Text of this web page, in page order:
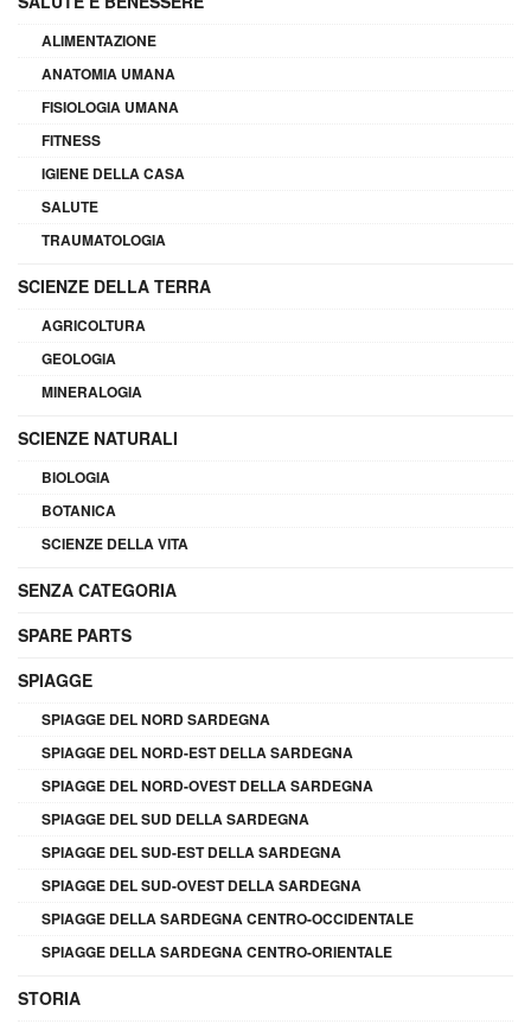
ALIMENTAZIONE
ANATOMIA UMANA
FISIOLOGIA UMANA
FITNESS
IGIENE DELLA CASA
SALUTE
TRAUMATOLOGIA
SCIENZE DELLA TERRA
AGRICOLTURA
GEOLOGIA
MINERALOGIA
SCIENZE NATURALI
BIOLOGIA
BOTANICA
SCIENZE DELLA VITA
SENZA CATEGORIA
SPARE PARTS
SPIAGGE
SPIAGGE DEL NORD SARDEGNA
SPIAGGE DEL NORD-EST DELLA SARDEGNA
SPIAGGE DEL NORD-OVEST DELLA SARDEGNA
SPIAGGE DEL SUD DELLA SARDEGNA
SPIAGGE DEL SUD-EST DELLA SARDEGNA
SPIAGGE DEL SUD-OVEST DELLA SARDEGNA
SPIAGGE DELLA SARDEGNA CENTRO-OCCIDENTALE
SPIAGGE DELLA SARDEGNA CENTRO-ORIENTALE
STORIA